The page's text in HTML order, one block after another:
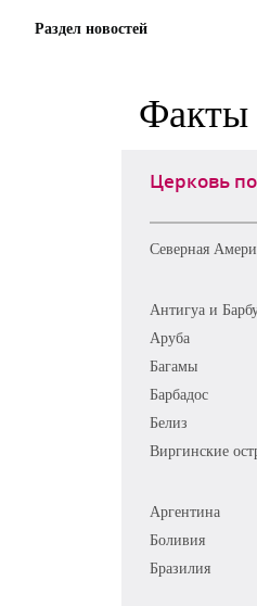
Раздел новостей
Факты
Церковь
Северная
Антигуа и
Аруба
Багамы
Барбадос
Белиз
Виргинские
Аргентина
Боливия
Бразилия